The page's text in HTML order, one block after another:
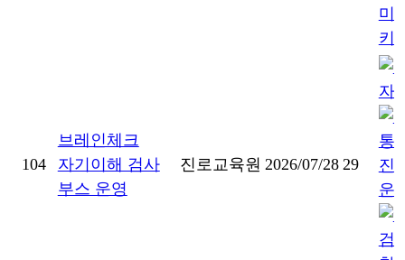
104
브레인체크
자기이해 검사
부스 운영
진로교육원 2026/07/28 29